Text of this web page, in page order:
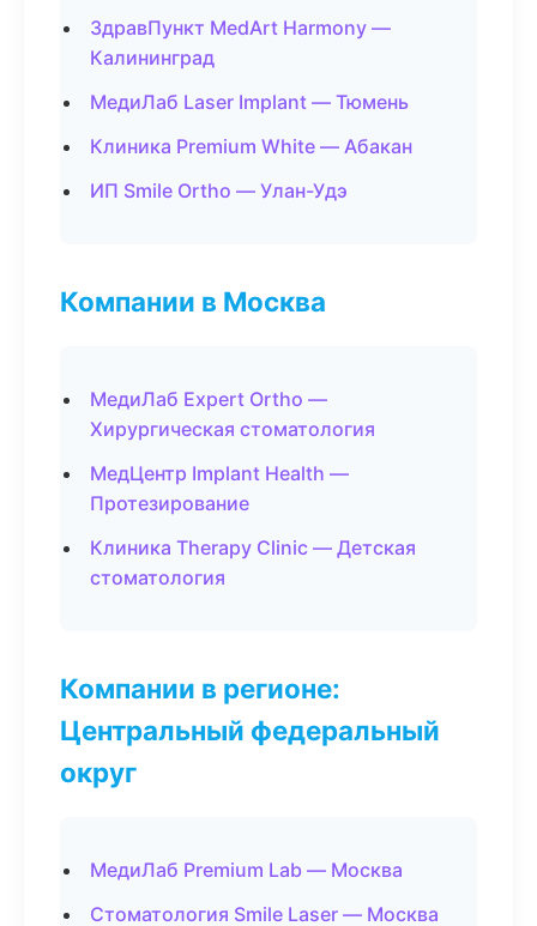
ЗдравПункт MedArt Harmony —
Калининград
МедиЛаб Laser Implant — Тюмень
Клиника Premium White — Абакан
ИП Smile Ortho — Улан-Удэ
Компании в Москва
МедиЛаб Expert Ortho —
Хирургическая стоматология
МедЦентр Implant Health —
Протезирование
Клиника Therapy Clinic — Детская
стоматология
Компании в регионе:
Центральный федеральный
округ
МедиЛаб Premium Lab — Москва
Стоматология Smile Laser — Москва